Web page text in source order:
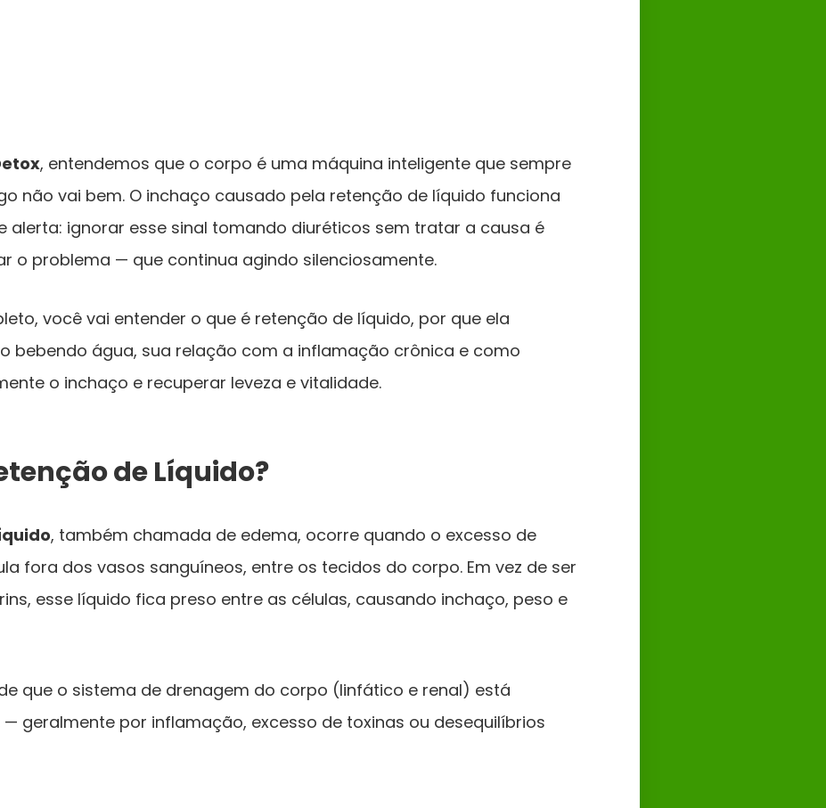
, entendemos que o corpo é uma máquina inteligente que sempre
não vai bem. O inchaço causado pela retenção de líquido funciona
alerta: ignorar esse sinal tomando diuréticos sem tratar a causa é
o problema — que continua agindo silenciosamente.
você vai entender o que é retenção de líquido, por que ela
bebendo água, sua relação com a inflamação crônica e como
o inchaço e recuperar leveza e vitalidade.
de Líquido?
, também chamada de edema, ocorre quando o excesso de
fora dos vasos sanguíneos, entre os tecidos do corpo. Em vez de ser
esse líquido fica preso entre as células, causando inchaço, peso e
que o sistema de drenagem do corpo (linfático e renal) está
geralmente por inflamação, excesso de toxinas ou desequilíbrios